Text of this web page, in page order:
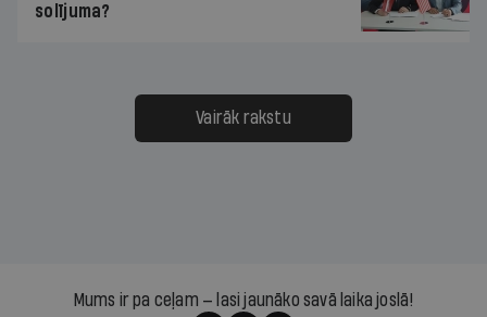
solījuma?
Vairāk rakstu
Mums ir pa ceļam — lasi jaunāko savā laika joslā!